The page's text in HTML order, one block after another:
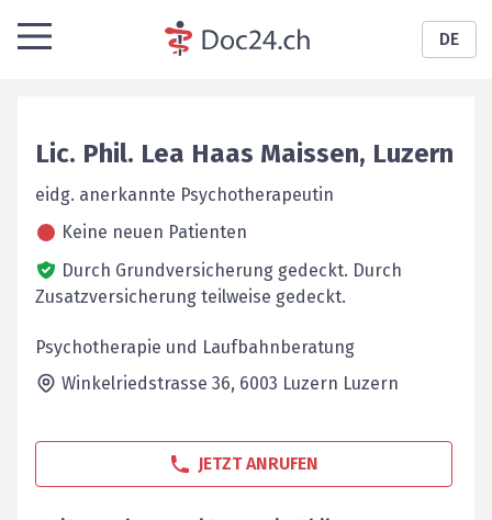
DE
Lic. Phil. Lea Haas Maissen, Luzern
eidg. anerkannte Psychotherapeutin
Keine neuen Patienten
Durch Grundversicherung gedeckt. Durch
Zusatzversicherung teilweise gedeckt.
Psychotherapie und Laufbahnberatung
Winkelriedstrasse 36, 6003 Luzern Luzern
JETZT ANRUFEN